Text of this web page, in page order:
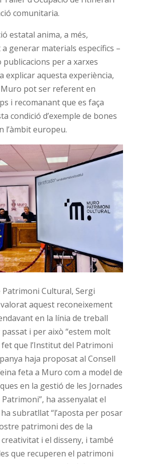
comunitaria.
estatal anima, a més,
a generar materials específics –
publicacions per a xarxes
explicar aquesta experiència,
pot ser referent en
i recomanant que es faça
condició d’exemple de bones
l’àmbit europeu.
Patrimoni Cultural, Sergi
aquest reconeixement
en la línia de treball
passat i per això “estem molt
que l’Institut del Patrimoni
haja proposat al Consell
feta a Muro com a model de
en la gestió de les Jornades
ha assenyalat el
subratllat “l’aposta per posar
patrimoni des de la
i el disseny, i també
que recuperen el patrimoni